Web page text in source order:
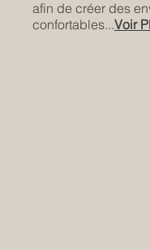
afin de créer des
confortables...Voir